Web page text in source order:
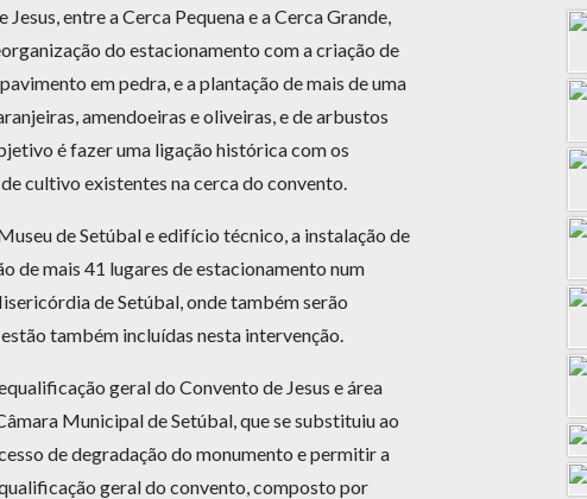
entre a Cerca Pequena e a Cerca Grande,
do estacionamento com a criação de
em pedra, e a plantação de mais de uma
amendoeiras e oliveiras, e de arbustos
é fazer uma ligação histórica com os
cultivo existentes na cerca do convento.
de Setúbal e edifício técnico, a instalação de
de mais 41 lugares de estacionamento num
de Setúbal, onde também serão
também incluídas nesta intervenção.
geral do Convento de Jesus e área
Municipal de Setúbal, que se substituiu ao
de degradação do monumento e permitir a
geral do convento, composto por